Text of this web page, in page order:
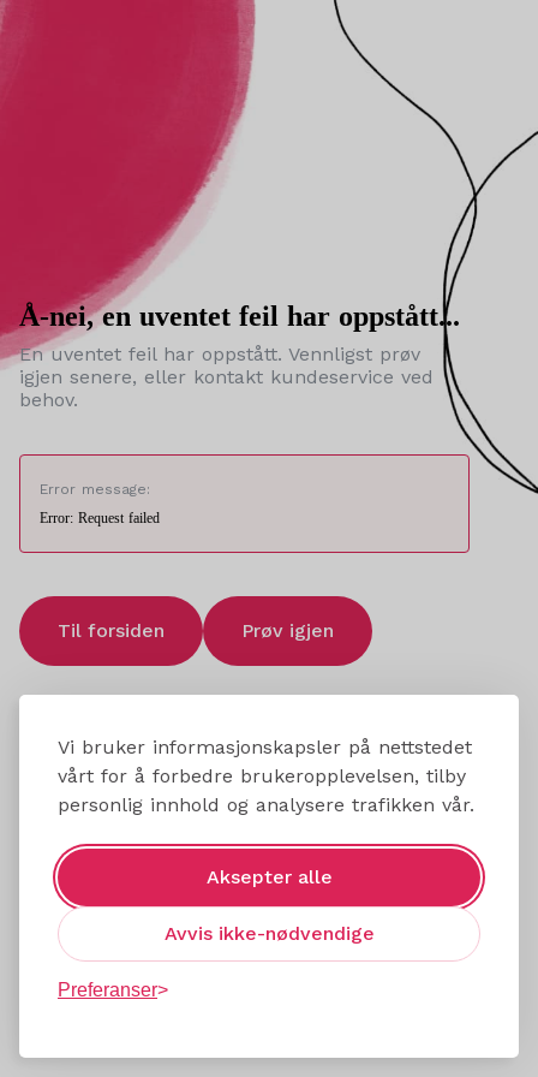
Vi bruker informasjonskapsler på nettstedet
vårt for å forbedre brukeropplevelsen, tilby
personlig innhold og analysere trafikken vår.
Aksepter alle
Avvis ikke-nødvendige
Preferanser
Å-nei, en uventet feil har oppstått...
En uventet feil har oppstått. Vennligst prøv
igjen senere, eller kontakt kundeservice ved
behov.
Error message:
Error: Request failed
Til forsiden Prøv igjen